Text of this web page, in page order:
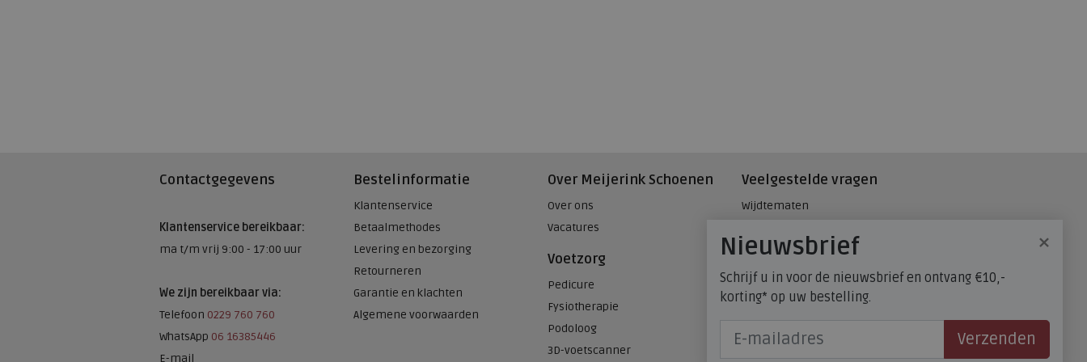
Contactgegevens
Klantenservice bereikbaar:
ma t/m vrij 9:00 - 17:00 uur
We zijn bereikbaar via:
Telefoon 0229 760 760
WhatsApp 06 16385446
E-mail
Bestelinformatie
Klantenservice
Betaalmethodes
Levering en bezorging
Retourneren
Garantie en klachten
Algemene voorwaarden
Over Meijerink Schoenen
Over ons
Vacatures
Voetzorg
Pedicure
Fysiotherapie
Podoloog
3D-voetscanner
Veelgestelde vragen
Wijdtematen
Maatadvies, wat is mijn
schoenmaat?
FitFlop - maatadvies
×
Nieuwsbrief
Schrijf u in voor de nieuwsbrief en ontvang €10,-
korting* op uw bestelling.
Verzenden